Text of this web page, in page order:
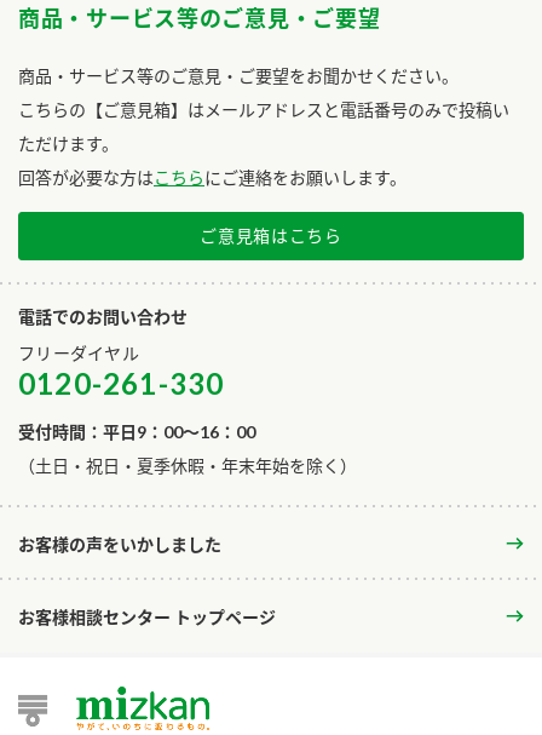
商品・サービス等のご意見・ご要望
商品・サービス等のご意見・ご要望をお聞かせください。
こちらの【ご意見箱】はメールアドレスと電話番号のみで投稿い
ただけます。
回答が必要な方はこちらにご連絡をお願いします。
ご意見箱はこちら
電話でのお問い合わせ
フリーダイヤル
0120-261-330
受付時間：平日9：00～16：00
​（土日・祝日・夏季休暇・年末年始を除く）
お客様の声をいかしました
お客様相談センター トップページ